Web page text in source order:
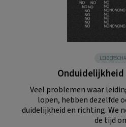
Veel problemen waar
lopen, hebben dezelfde
duidelijkheid en richting. We
de tijd